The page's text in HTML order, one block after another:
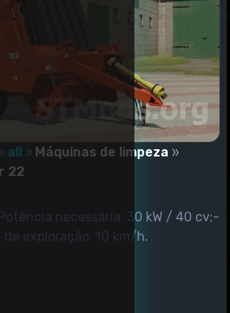
all
Máquinas de limpeza
22
necessária: 30 kW / 40 cv;-
de exploração: 10 km/h.